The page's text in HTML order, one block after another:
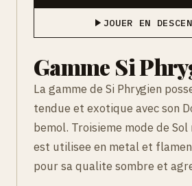
JOUER EN
Gamme Si
La gamme de Si Phrygien
tendue et exotique avec son
bemol. Troisieme mode de
est utilisee en metal et
pour sa qualite sombre et